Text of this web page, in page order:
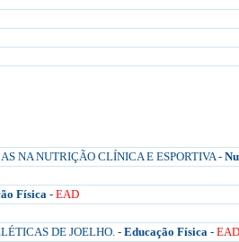
NA NUTRIÇÃO CLÍNICA E ESPORTIVA -
Física - EAD
DE JOELHO. - Educação Física - EAD